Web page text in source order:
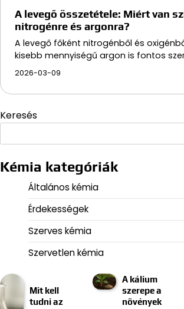
A levegő összetétele: Miért van
nitrogénre és argonra?
A levegő főként nitrogénből és
kisebb mennyiségű argon is fontos
2026-03-09
Keresés
Kémia kategóriák
Általános kémia
Érdekességek
Szerves kémia
Szervetlen kémia
Mit kell
tudni az
A kálium
szerepe a
növények